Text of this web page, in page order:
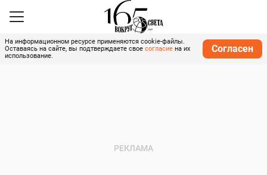
На информационном ресурсе применяются cookie-файлы.
Оставаясь на сайте, вы подтверждаете свое согласие на их
использование.
Согласен